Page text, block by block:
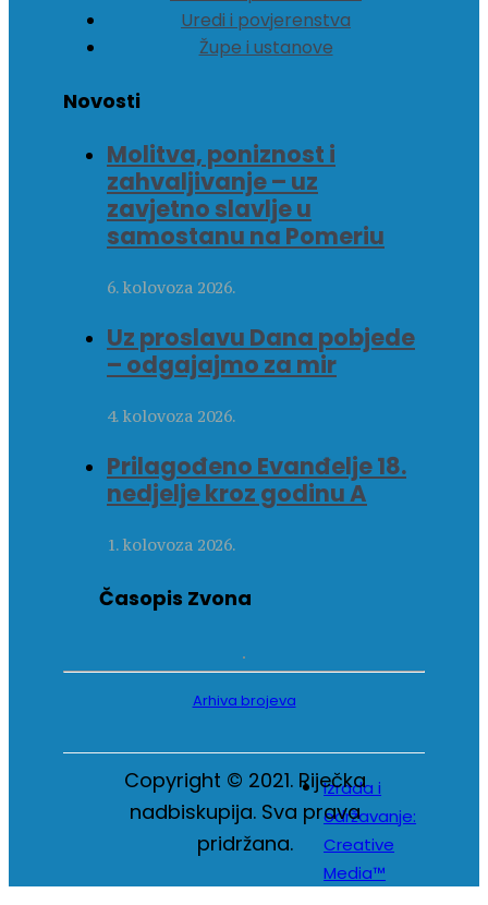
Uredi i povjerenstva
Župe i ustanove
Novosti
Molitva, poniznost i
zahvaljivanje – uz
zavjetno slavlje u
samostanu na Pomeriu
6. kolovoza 2026.
Uz proslavu Dana pobjede
– odgajajmo za mir
4. kolovoza 2026.
Prilagođeno Evanđelje 18.
nedjelje kroz godinu A
1. kolovoza 2026.
Časopis Zvona
Arhiva brojeva
Copyright © 2021. Riječka
nadbiskupija. Sva prava
pridržana.
Izrada i
održavanje:
Creative
Media™